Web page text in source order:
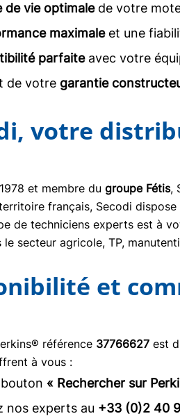
de vie optimalede votre
maximaleet une
parfaiteavec votre
de votre garantie
votre
et membre du groupe Fétis,
français, Secodi
de techniciens experts est à
le secteur agricole, TP,
et
référence 37766627 est
à vous :
« Rechercher sur
nos experts au +33 (0)2 40